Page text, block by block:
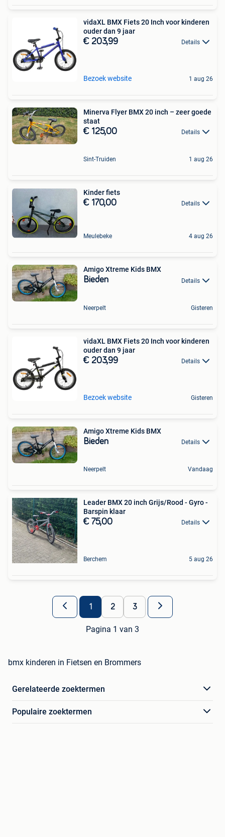
vidaXL BMX Fiets 20 Inch voor kinderen
ouder dan 9 jaar
€ 203,99 Details
Bezoek website 1 aug 26
Minerva Flyer BMX 20 inch – zeer goede
staat
€ 125,00 Details
Sint-Truiden 1 aug 26
Kinder fiets
€ 170,00 Details
Meulebeke 4 aug 26
Amigo Xtreme Kids BMX
Bieden Details
Neerpelt Gisteren
vidaXL BMX Fiets 20 Inch voor kinderen
ouder dan 9 jaar
€ 203,99 Details
Bezoek website Gisteren
Amigo Xtreme Kids BMX
Bieden Details
Neerpelt Vandaag
Leader BMX 20 inch Grijs/Rood - Gyro -
Barspin klaar
€ 75,00 Details
Berchem 5 aug 26
1 2 3
Pagina 1 van 3
bmx kinderen in Fietsen en Brommers
Gerelateerde zoektermen
Populaire zoektermen